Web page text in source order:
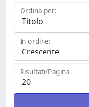
Ordina per:
In ordine:
Risultati/Pagina